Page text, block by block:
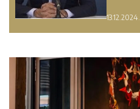
13.12.2024.